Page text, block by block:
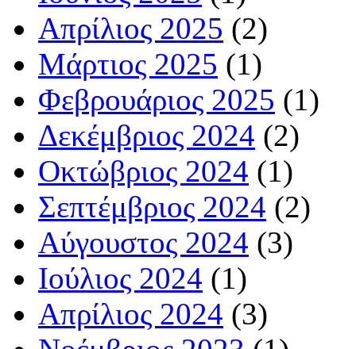
Απρίλιος 2025 (2)
Μάρτιος 2025 (1)
Φεβρουάριος 2025 (1)
Δεκέμβριος 2024 (2)
Οκτώβριος 2024 (1)
Σεπτέμβριος 2024 (2)
Αύγουστος 2024 (3)
Ιούλιος 2024 (1)
Απρίλιος 2024 (3)